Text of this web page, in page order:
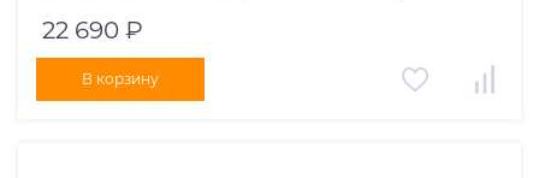
22 690 ₽
В корзину